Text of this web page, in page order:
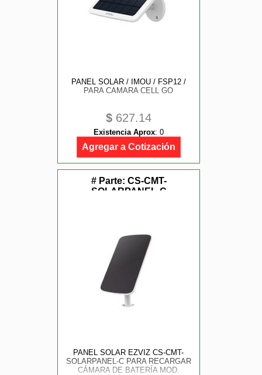
PANEL SOLAR / IMOU / FSP12 /
PARA CAMARA CELL GO
$ 627.14
Existencia Aprox: 0
Agregar a Cotización
# Parte: CS-CMT-
SOLARPANEL-C
PANEL SOLAR EZVIZ CS-CMT-
SOLARPANEL-C PARA RECARGAR
CÁMARA DE BATERÍA MOD.